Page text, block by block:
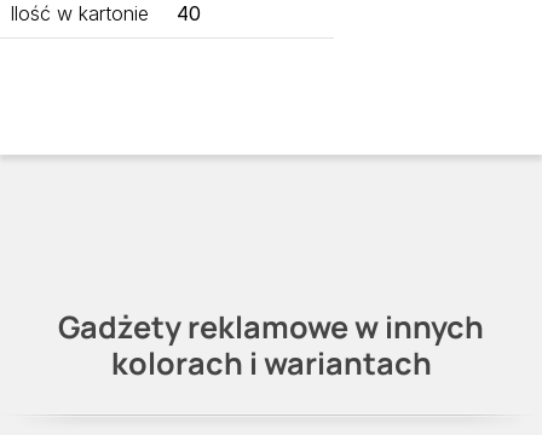
Ilość w kartonie 40
Gadżety reklamowe w innych
kolorach i wariantach